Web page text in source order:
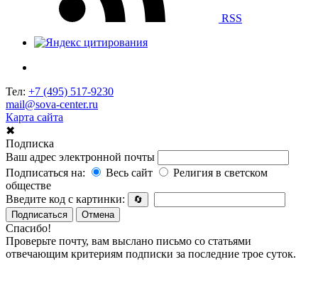
RSS
Тел: +7 (495) 517-9230
mail@sova-center.ru
Карта сайта
✖
Подписка
Ваш адрес электронной почты
Подписаться на:
Весь сайт
Религия в светском
обществе
Введите код с картинки:
🔄
Подписаться
Отмена
Спасибо!
Проверьте почту, вам выслано письмо со статьями
отвечающим критериям подписки за последние трое суток.